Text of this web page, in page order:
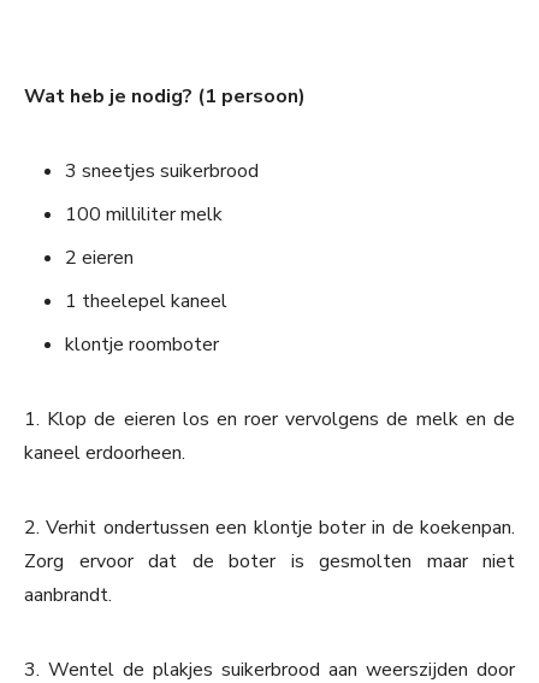
Wat heb je nodig? (1 persoon)
3 sneetjes suikerbrood
100 milliliter melk
2 eieren
1 theelepel kaneel
klontje roomboter
1. Klop de eieren los en roer vervolgens de melk en de
kaneel erdoorheen.
2. Verhit ondertussen een klontje boter in de koekenpan.
Zorg ervoor dat de boter is gesmolten maar niet
aanbrandt.
3. Wentel de plakjes suikerbrood aan weerszijden door